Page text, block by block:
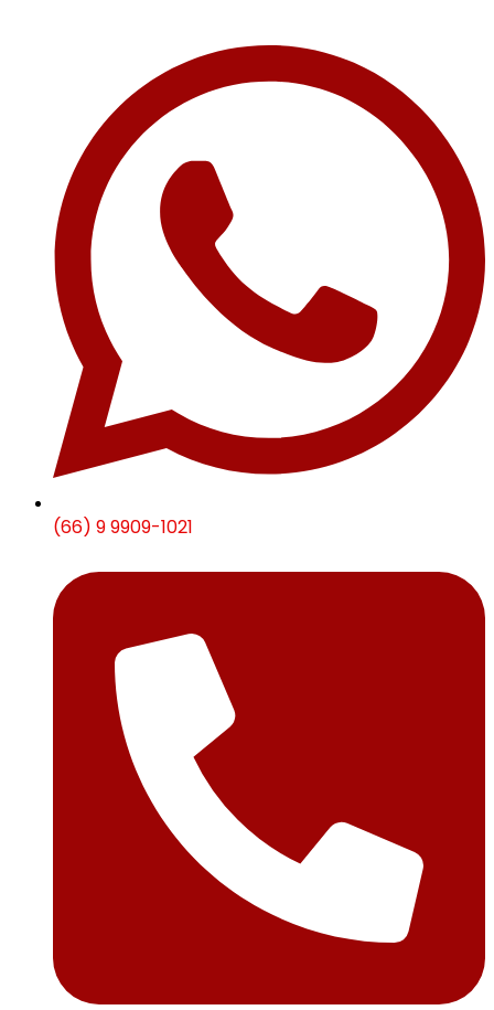
(66) 9 9909-1021